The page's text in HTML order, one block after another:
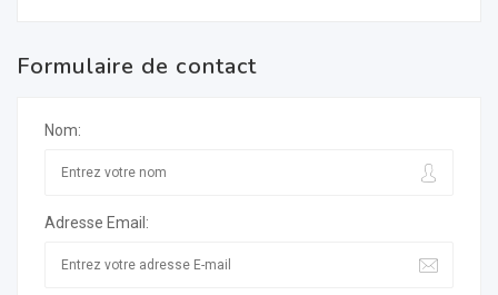
Formulaire de contact
Nom:
Adresse Email: